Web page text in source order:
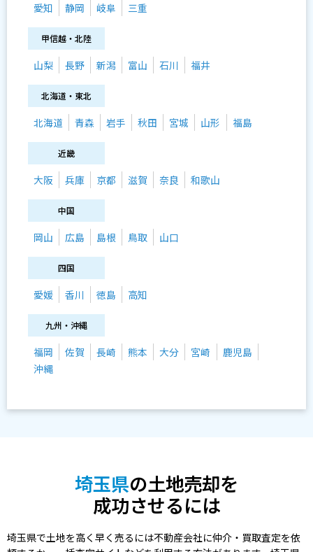
愛知 静岡 岐阜 三重
甲信越・北陸
山梨 長野 新潟 富山 石川 福井
北海道・東北
北海道 青森 岩手 秋田 宮城 山形 福島
近畿
大阪 兵庫 京都 滋賀 奈良 和歌山
中国
岡山 広島 島根 鳥取 山口
四国
愛媛 香川 徳島 高知
九州・沖縄
福岡 佐賀 長崎 熊本 大分 宮崎
鹿児島
沖縄
埼玉県の土地売却を
成功させるには
埼玉県で土地を高く早く売るには不動産会社に仲介・買取査定を依